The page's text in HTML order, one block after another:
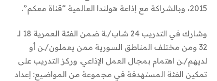
2015، وبالشراكة مع إذاعة هولندا العالمية “قناة معكم”.
وشارك في التدريب 24 شاب/ـة ضمن الفئة العمرية 18 لـ
32 ومن مختلف المناطق السورية ممن يعملون/ـن أو
لديهم/ـن اهتمام بمجال العمل الإذاعي. وركز التدريب على
تمكين الفئة المستهدفة في مجموعة من المواضيع: إعداد